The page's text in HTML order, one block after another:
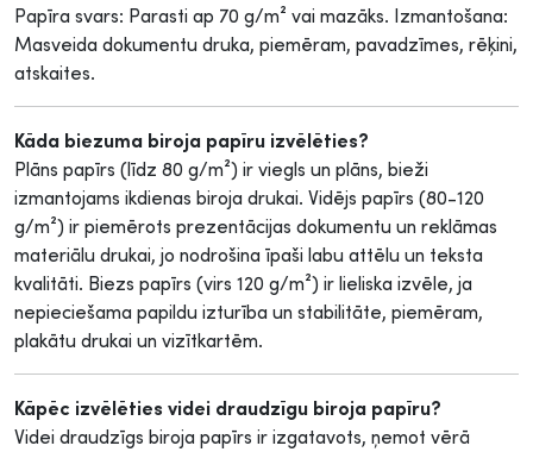
Papīra svars: Parasti ap 70 g/m² vai mazāks. Izmantošana:
Masveida dokumentu druka, piemēram, pavadzīmes, rēķini,
atskaites.
Kāda biezuma biroja papīru izvēlēties?
Plāns papīrs (līdz 80 g/m²) ir viegls un plāns, bieži
izmantojams ikdienas biroja drukai. Vidējs papīrs (80-120
g/m²) ir piemērots prezentācijas dokumentu un reklāmas
materiālu drukai, jo nodrošina īpaši labu attēlu un teksta
kvalitāti. Biezs papīrs (virs 120 g/m²) ir lieliska izvēle, ja
nepieciešama papildu izturība un stabilitāte, piemēram,
plakātu drukai un vizītkartēm.
Kāpēc izvēlēties videi draudzīgu biroja papīru?
Videi draudzīgs biroja papīrs ir izgatavots, ņemot vērā